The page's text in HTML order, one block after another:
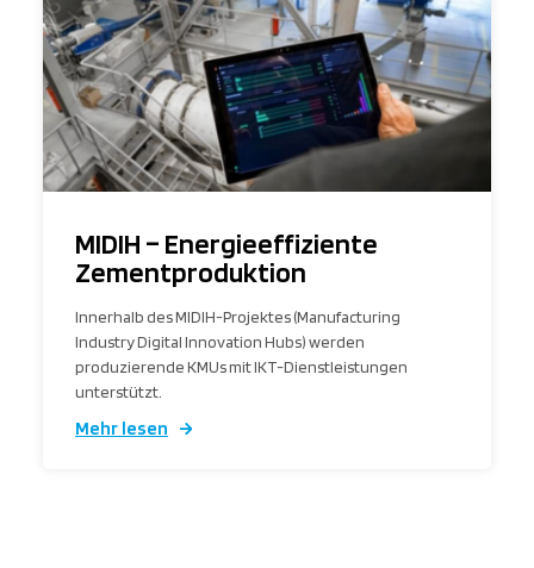
MIDIH – Energieeffiziente
Zementproduktion
Innerhalb des MIDIH-Projektes (Manufacturing
Industry Digital Innovation Hubs) werden
produzierende KMUs mit IKT-Dienstleistungen
unterstützt.
Mehr lesen